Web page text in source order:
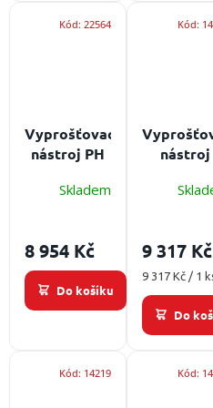
Vyprošťovací
nástroj PH
762 mm
Skladem
8 954 Kč
Do košíku
Kód: 22564
nástroj
Stříhací
čelist
9 317 Kč
Měrná
9 317 Kč / 1
Do
Kód:
Kód: 14219 Kód: